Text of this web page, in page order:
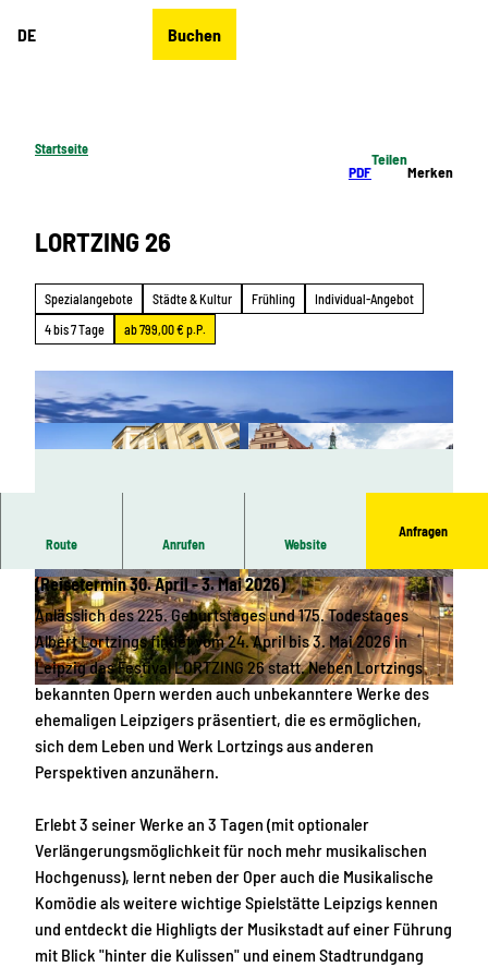
DE Buchen
Startseite
PDF
Teilen
Merken
LORTZING 26
Spezialangebote Städte & Kultur Frühling
Individual-Angebot
4 bis 7 Tage
ab 799,00 € p.P.
© www.pkfotografie.com, Philipp Kirschner | CC-BY
© HEY Media Marketing, Tom Williger | KI-opti
miert
© www.pkfotografie.com, Philipp Kirschner |
KI-optimiert |CC-BY
Route Anrufen Website
Anfragen
Reiseangebot zum Festival LORTZING 26 in Leipzig
(Reisetermin 30. April - 3. Mai 2026)
Anlässlich des 225. Geburtstages und 175. Todestages
Albert Lortzings findet vom 24. April bis 3. Mai 2026 in
Leipzig das Festival LORTZING 26 statt. Neben Lortzings
bekannten Opern werden auch unbekanntere Werke des
ehemaligen Leipzigers präsentiert, die es ermöglichen,
sich dem Leben und Werk Lortzings aus anderen
Perspektiven anzunähern.
Erlebt 3 seiner Werke an 3 Tagen (mit optionaler
Verlängerungsmöglichkeit für noch mehr musikalischen
Hochgenuss), lernt neben der Oper auch die Musikalische
Komödie als weitere wichtige Spielstätte Leipzigs kennen
und entdeckt die Highligts der Musikstadt auf einer Führung
mit Blick "hinter die Kulissen" und einem Stadtrundgang